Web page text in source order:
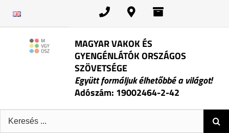
MAGYAR VAKOK ÉS
GYENGÉNLÁTÓK ORSZÁGOS
SZÖVETSÉGE
Együtt formáljuk élhetőbbé a világot!
Adószám: 19002464-2-42
Keresés: